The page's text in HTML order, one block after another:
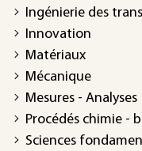
Ingénierie des
Innovation
Matériaux
Mécanique
Mesures - Analyses
Procédés chimie -
Sciences